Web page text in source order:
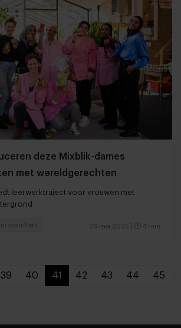
deze Mixblik-dames
met wereldgerechten
leerwerktraject voor vrouwen met
28 mei 2025 4 min
39 40 41 42 43 44 45